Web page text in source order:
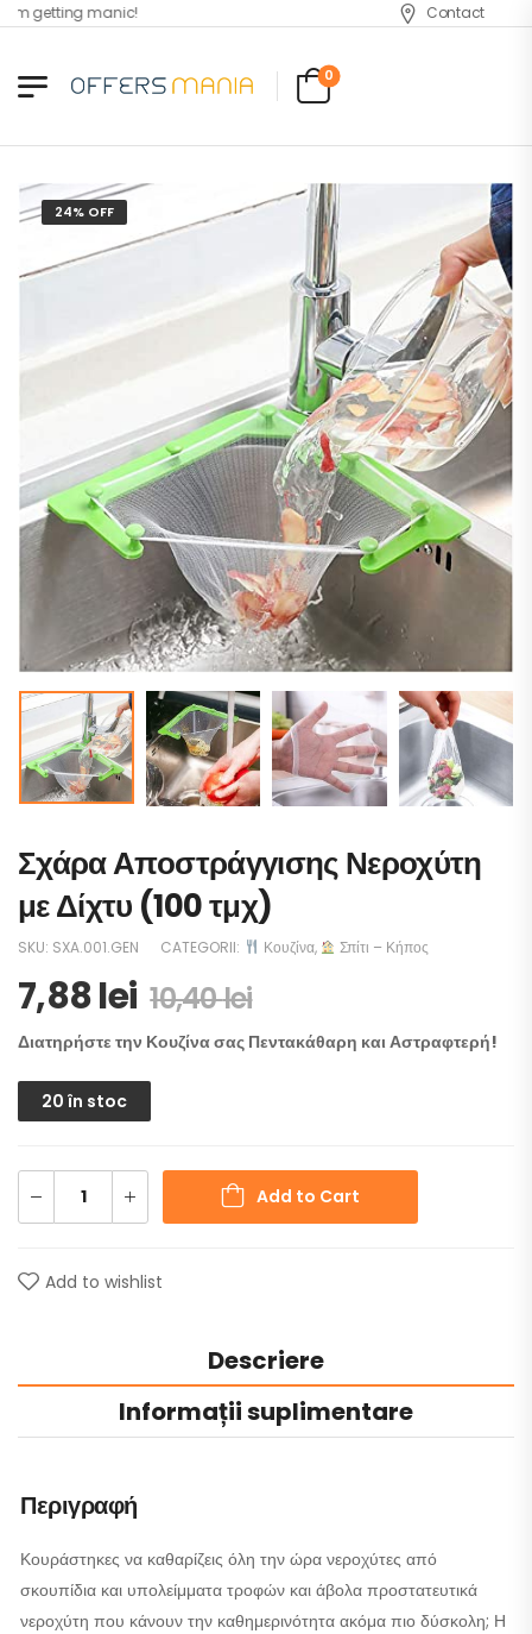
getting manic! Contact
0
24% OFF
Σχάρα Αποστράγγισης Νεροχύτη
με Δίχτυ (100 τμχ)
SKU: SXA.001.GEN CATEGORII: Κουζίνα, Σπίτι – Κήπος
7,88lei 10,40lei
Διατηρήστε την Κουζίνα σας Πεντακάθαρη και Αστραφτερή!
20 în stoc
Add to Cart
Add to wishlist
Descriere
Informații suplimentare
Περιγραφή
Κουράστηκες να καθαρίζεις όλη την ώρα νεροχύτες από
σκουπίδια και υπολείμματα τροφών και άβολα προστατευτικά
νεροχύτη που κάνουν την καθημερινότητα ακόμα πιο δύσκολη; Η